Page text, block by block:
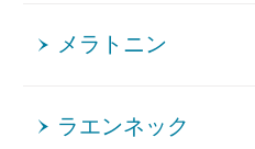
メラトニン
ラエンネック